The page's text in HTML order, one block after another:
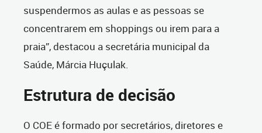
suspendermos as aulas e as pessoas se
concentrarem em shoppings ou irem para a
praia”, destacou a secretária municipal da
Saúde, Márcia Huçulak.
Estrutura de decisão
O COE é formado por secretários, diretores e